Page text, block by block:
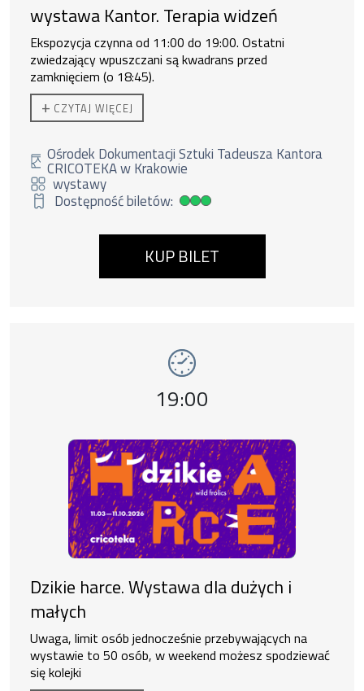
wystawa Kantor. Terapia widzeń
Ekspozycja czynna od 11:00 do 19:00. Ostatni
zwiedzający wpuszczani są kwadrans przed
zamknięciem (o 18:45).
Do zakupu biletu rodzinnego uprawnione są
dorosłe + 3 dzieci lub 1 os. dorosła + 4 dzieci.
+ CZYTAJ WIĘCEJ
Ośrodek Dokumentacji Sztuki Tadeusza Kantora
CRICOTEKA w Krakowie
wystawy
Dostępność biletów:
Duża dostępność biletów
KUP BILET
Godzina wydarzenia,
19:00
Dzikie harce. Wystawa dla dużych i
małych
Uwaga, limit osób jednocześnie przebywających na
wystawie to 50 osób, w weekend możesz spodziewać
się kolejki